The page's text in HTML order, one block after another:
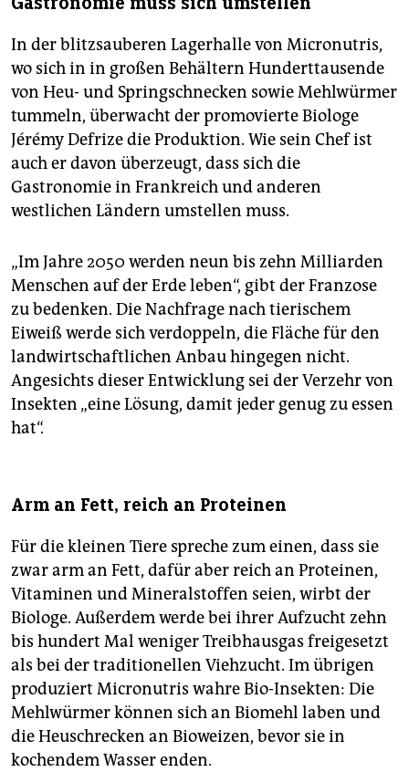
In der blitzsauberen Lagerhalle von Micronutris,
wo sich in in großen Behältern Hunderttausende
von Heu- und Springschnecken sowie Mehlwürmer
tummeln, überwacht der promovierte Biologe
Jérémy Defrize die Produktion. Wie sein Chef ist
auch er davon überzeugt, dass sich die
Gastronomie in Frankreich und anderen
westlichen Ländern umstellen muss.
„Im Jahre 2050 werden neun bis zehn Milliarden
Menschen auf der Erde leben“, gibt der Franzose
zu bedenken. Die Nachfrage nach tierischem
Eiweiß werde sich verdoppeln, die Fläche für den
landwirtschaftlichen Anbau hingegen nicht.
Angesichts dieser Entwicklung sei der Verzehr von
Insekten „eine Lösung, damit jeder genug zu essen
hat“.
Arm an Fett, reich an Proteinen
Für die kleinen Tiere spreche zum einen, dass sie
zwar arm an Fett, dafür aber reich an Proteinen,
Vitaminen und Mineralstoffen seien, wirbt der
Biologe. Außerdem werde bei ihrer Aufzucht zehn
bis hundert Mal weniger Treibhausgas freigesetzt
als bei der traditionellen Viehzucht. Im übrigen
produziert Micronutris wahre Bio-Insekten: Die
Mehlwürmer können sich an Biomehl laben und
die Heuschrecken an Bioweizen, bevor sie in
kochendem Wasser enden.